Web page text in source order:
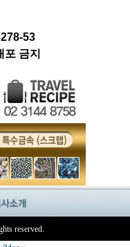
53
금지
reserved.